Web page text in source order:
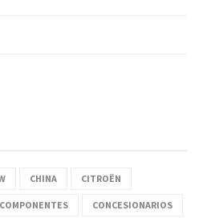
CHINA CITROËN
COMPONENTES CONCESIONARIOS